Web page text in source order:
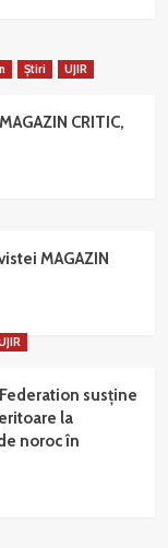
Știri UJIR
CRITIC,
MAGAZIN
Federation susține
la
noroc în